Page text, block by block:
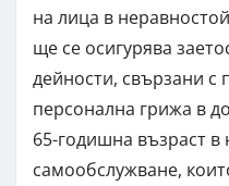
на лица в
ще се осигурява
дейности, свързани с
персонална грижа в
65-годишна възраст
самообслужване,